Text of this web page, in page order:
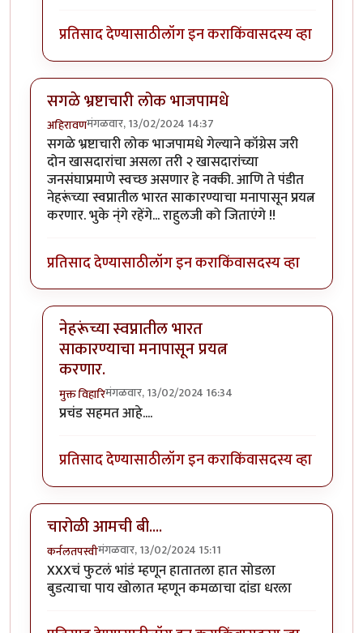
प्रतिसाद देण्यासाठीलॉग इन कराकिंवासदस्य व्हा
सगळे भ्रष्टाचारी लोक भाजपामधे
अहिरावणमंगळवार, 13/02/2024 14:37
सगळे भ्रष्टाचारी लोक भाजपामधे गेल्याने कॉग्रेस जरी
दोन खासदारांचा असला तरी २ खासदारांच्या
जनसंघाप्रमाणे स्वच्छ असणार हे नक्की. आणि ते पंडीत
नेहरूंच्या स्वप्नातील भारत साकारण्याचा मनापासून प्रयत्न
करणार. भुके न्ंगे रहेंगे... राहुलजी को जिताएंगे !!
प्रतिसाद देण्यासाठीलॉग इन कराकिंवासदस्य व्हा
नेहरूंच्या स्वप्नातील भारत
साकारण्याचा मनापासून प्रयत्न
करणार.
मुक्त विहारिमंगळवार, 13/02/2024 16:34
In reply toसगळे भ्रष्टाचारी लोक भाजपामधे
प्रचंड सहमत आहे....
प्रतिसाद देण्यासाठीलॉग इन कराकिंवासदस्य व्हा
चारोळी आमची बी....
कर्नलतपस्वीमंगळवार, 13/02/2024 15:11
XXXचं फुटलं भांडं म्हणून हातातला हात सोडला
बुडत्याचा पाय खोलात म्हणून कमळाचा दांडा धरला